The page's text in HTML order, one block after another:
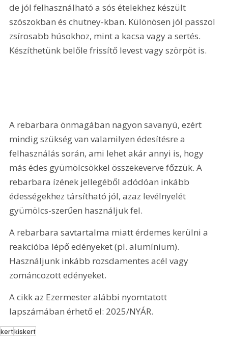
de jól felhasználható a sós ételekhez készült
szószokban és chutney-kban. Különösen jól passzol
zsírosabb húsokhoz, mint a kacsa vagy a sertés.
Készíthetünk belőle frissítő levest vagy szörpöt is.
A rebarbara önmagában nagyon savanyú, ezért
mindig szükség van valamilyen édesítésre a
felhasználás során, ami lehet akár annyi is, hogy
más édes gyümölcsökkel összekeverve főzzük. A
rebarbara ízének jellegéből adódóan inkább
édességekhez társítható jól, azaz levélnyelét
gyümölcs-szerűen használjuk fel.
A rebarbara savtartalma miatt érdemes kerülni a
reakcióba lépő edényeket (pl. alumínium).
Használjunk inkább rozsdamentes acél vagy
zománcozott edényeket.
A cikk az Ezermester alábbi nyomtatott
lapszámában érhető el: 2025/NYÁR.
kertkiskert